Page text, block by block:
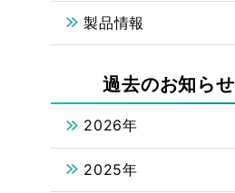
製品情報
過去のお知らせ
2026年
2025年